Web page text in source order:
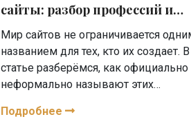
сайты: разбор профессий и
ролей
Мир сайтов не ограничивается
названием для тех, кто их создает. В
статье разберёмся, как официально
неформально называют этих
занимаются и что отличает одну роль
Подробнее